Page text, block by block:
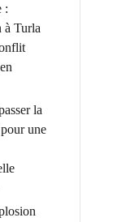
:
à Turla
la
une